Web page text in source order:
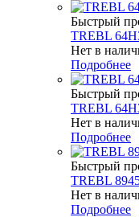
Быстрый
TREBL
Нет в
Подробнее
Быстрый
TREBL
Нет в
Подробнее
Быстрый
TREBL
Нет в
Подробнее